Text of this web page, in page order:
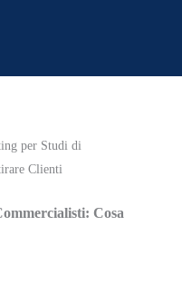
per Studi di
Clienti
Cosa